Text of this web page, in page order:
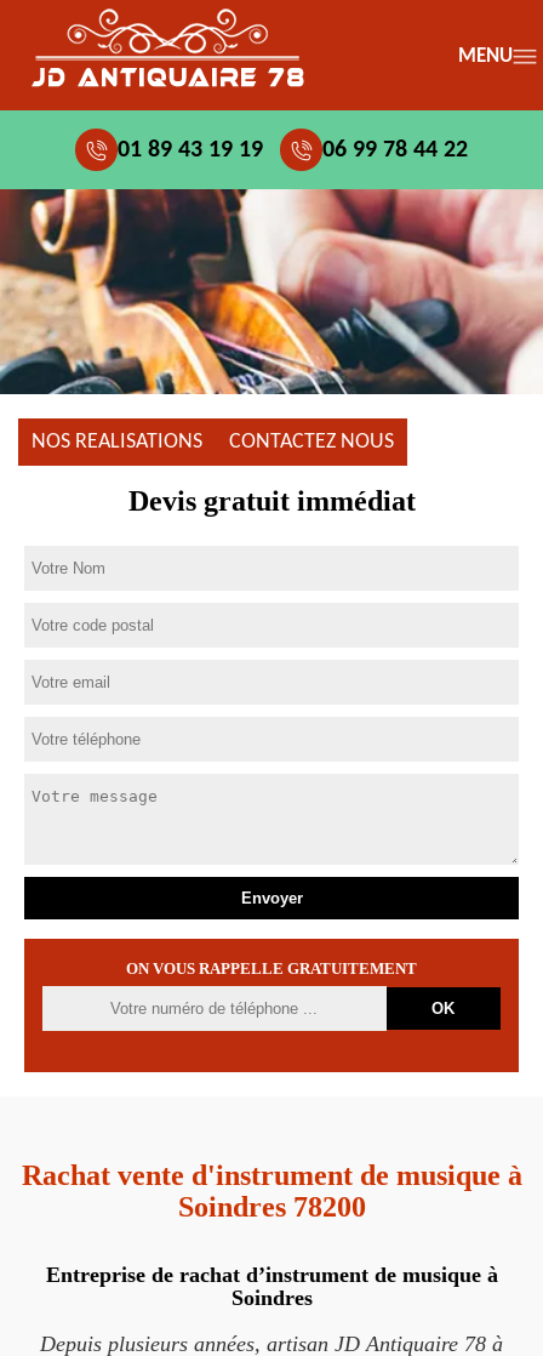
MENU
01 89 43 19 19 06 99 78 44 22
NOS REALISATIONS CONTACTEZ NOUS
Devis gratuit immédiat
ON VOUS RAPPELLE GRATUITEMENT
Rachat vente d'instrument de musique à
Soindres 78200
Entreprise de rachat d’instrument de musique à
Soindres
Depuis plusieurs années, artisan JD Antiquaire 78 à